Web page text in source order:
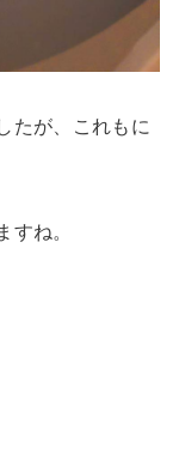
たが、これもに
すね。